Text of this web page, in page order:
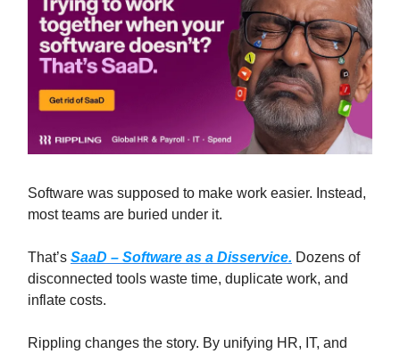
Software was supposed to make work easier. Instead,
most teams are buried under it.
That’s SaaD – Software as a Disservice. Dozens of
disconnected tools waste time, duplicate work, and
inflate costs.
Rippling changes the story. By unifying HR, IT, and